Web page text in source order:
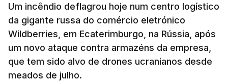
Um incêndio deflagrou hoje num centro logístico
da gigante russa do comércio eletrónico
Wildberries, em Ecaterimburgo, na Rússia, após
um novo ataque contra armazéns da empresa,
que tem sido alvo de drones ucranianos desde
meados de julho.